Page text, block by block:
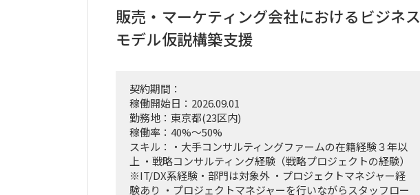
販売・マーケティング会社におけるビジネス
モデル仮説構築支援
契約期間：
稼働開始日：2026.09.01
勤務地：東京都(23区内)
稼働率：40%～50%
スキル：・大手コンサルティングファームの在籍経験３年以
上 ・戦略コンサルティング経験（戦略プロジェクトの経験）
※IT/DX系経験・部門は対象外 ・プロジェクトマネジャー経
験あり ・プロジェクトマネジャーを行いながらスタッフロー